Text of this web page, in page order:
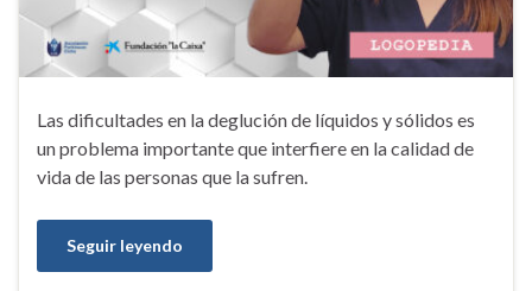
Las dificultades en la deglución de líquidos y sólidos es
un problema importante que interfiere en la calidad de
vida de las personas que la sufren.
Seguir leyendo